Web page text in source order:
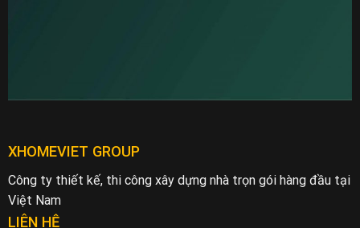
XHOMEVIET GROUP
Công ty thiết kế, thi công xây dựng nhà trọn gói hàng đầu tại
Việt Nam
LIÊN HỆ